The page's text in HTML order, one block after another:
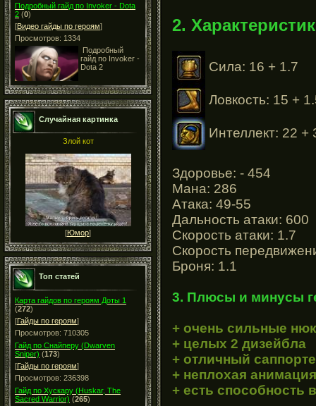
Подробный гайд по Invoker - Dota
2 (0)
[Видео гайды по героям]
Просмотров: 1334
Подробный
гайд по Invoker -
Dota 2
Случайная картинка
Злой кот
[Юмор]
Топ статей
Карта гайдов по героям Доты 1
(272)
[Гайды по героям]
Просмотров: 710305
Гайд по Снайперу (Dwarven
Sniper) (173)
[Гайды по героям]
Просмотров: 236398
Гайд по Хускару (Huskar, The
Sacred Warrior) (265)
2.
Сила: 16 + 1.7
Ловкость: 15 +
Интеллект: 22 +
Здоровье: - 454
Мана: 286
Атака: 49-55
Дальность атаки: 600
Скорость атаки: 1.7
Скорость
Броня: 1.1
3. Плюсы и минусы
+ очень сильные
+ целых 2 дизейбла
+ отличный
+ неплохая
+ есть